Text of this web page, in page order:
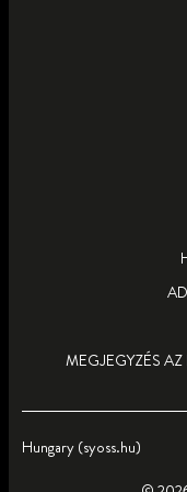
MEGJEGYZÉS
Hungary (syoss.hu)